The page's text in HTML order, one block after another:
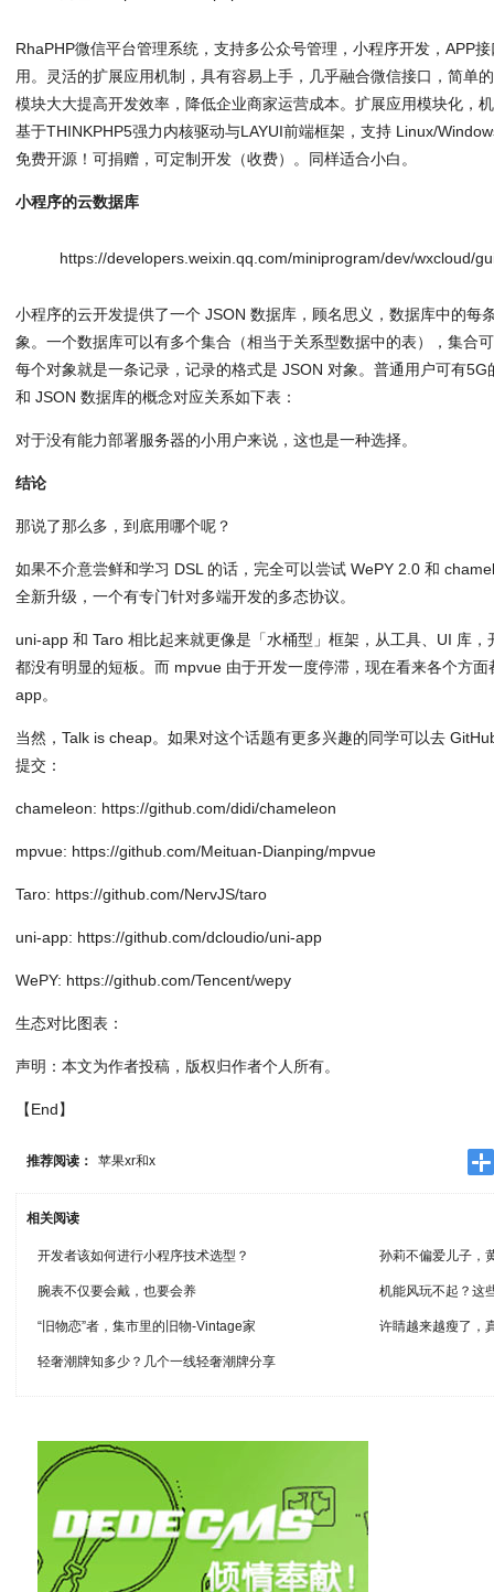
RhaPHP微信平台管理系统，支持多公众号管理，小程序开发，APP
用。灵活的扩展应用机制，具有容易上手，几乎融合微信接口，简单
模块大大提高开发效率，降低企业商家运营成本。扩展应用模块化，
基于THINKPHP5强力内核驱动与LAYUI前端框架，支持 Linux/
免费开源！可捐赠，可定制开发（收费）。同样适合小白。
小程序的云数据库
https://developers.weixin.qq.com/miniprogram/dev/wxcloud/
小程序的云开发提供了一个 JSON 数据库，顾名思义，数据库中的每
象。一个数据库可以有多个集合（相当于关系型数据中的表），集合
每个对象就是一条记录，记录的格式是 JSON 对象。普通用户可有
和 JSON 数据库的概念对应关系如下表：
对于没有能力部署服务器的小用户来说，这也是一种选择。
结论
那说了那么多，到底用哪个呢？
如果不介意尝鲜和学习 DSL 的话，完全可以尝试 WePY 2.0 和
全新升级，一个有专门针对多端开发的多态协议。
uni-app 和 Taro 相比起来就更像是「水桶型」框架，从工具、UI 库
都没有明显的短板。而 mpvue 由于开发一度停滞，现在看来各个方
app。
当然，Talk is cheap。如果对这个话题有更多兴趣的同学可以去
提交：
chameleon: https://github.com/didi/chameleon
mpvue: https://github.com/Meituan-Dianping/mpvue
Taro: https://github.com/NervJS/taro
uni-app: https://github.com/dcloudio/uni-app
WePY: https://github.com/Tencent/wepy
生态对比图表：
声明：本文为作者投稿，版权归作者个人所有。
【End】
推荐阅读： 苹果xr和x
相关阅读
开发者该如何进行小程序技术选型？ 孙莉不偏爱儿子，
腕表不仅要会戴，也要会养 机能风玩不起？这
“旧物恋”者，集市里的旧物-Vintage家 许睛越来越瘦了，
轻奢潮牌知多少？几个一线轻奢潮牌分享